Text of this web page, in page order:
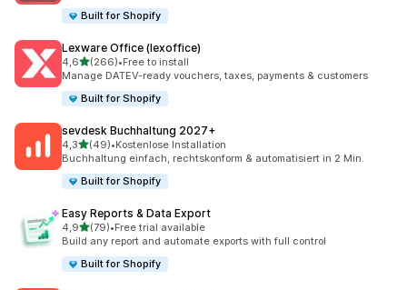
Built for Shopify
Lexware Office (lexoffice)
4,65 yıldız üzerinden
(266)
toplam 266 değerlendirme
•Free to install
Manage DATEV-ready vouchers, taxes, payments & customers
Built for Shopify
sevdesk Buchhaltung 2027+
4,35 yıldız üzerinden
(49)
toplam 49 değerlendirme
•Kostenlose Installation
Buchhaltung einfach, rechtskonform & automatisiert in 2 Min.
Built for Shopify
Easy Reports & Data Export
4,95 yıldız üzerinden
(79)
toplam 79 değerlendirme
•Free trial available
Build any report and automate exports with full control
Built for Shopify